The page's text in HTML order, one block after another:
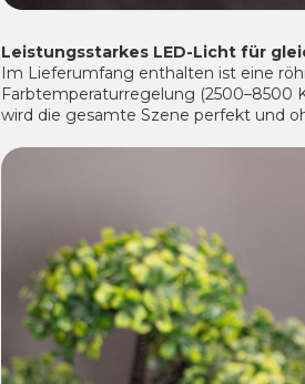
Leistungsstarkes LED-Licht für
Im Lieferumfang enthalten ist eine
Farbtemperaturregelung (2500–8500
wird die gesamte Szene perfekt und